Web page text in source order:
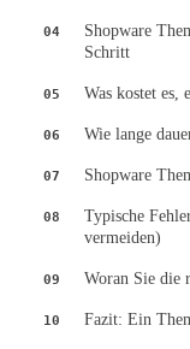
04
Shopware
Schritt
05 Was kostet es,
06 Wie lange
07 Shopware
08
Typische
vermeiden)
09 Woran Sie die
10 Fazit: Ein